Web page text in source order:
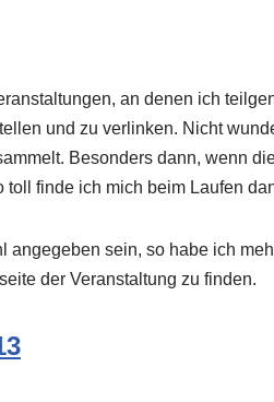
an denen ich
und zu verlinken. Nicht
Besonders dann, wenn
finde ich mich beim Laufen
sein, so habe ich
der Veranstaltung zu finden.